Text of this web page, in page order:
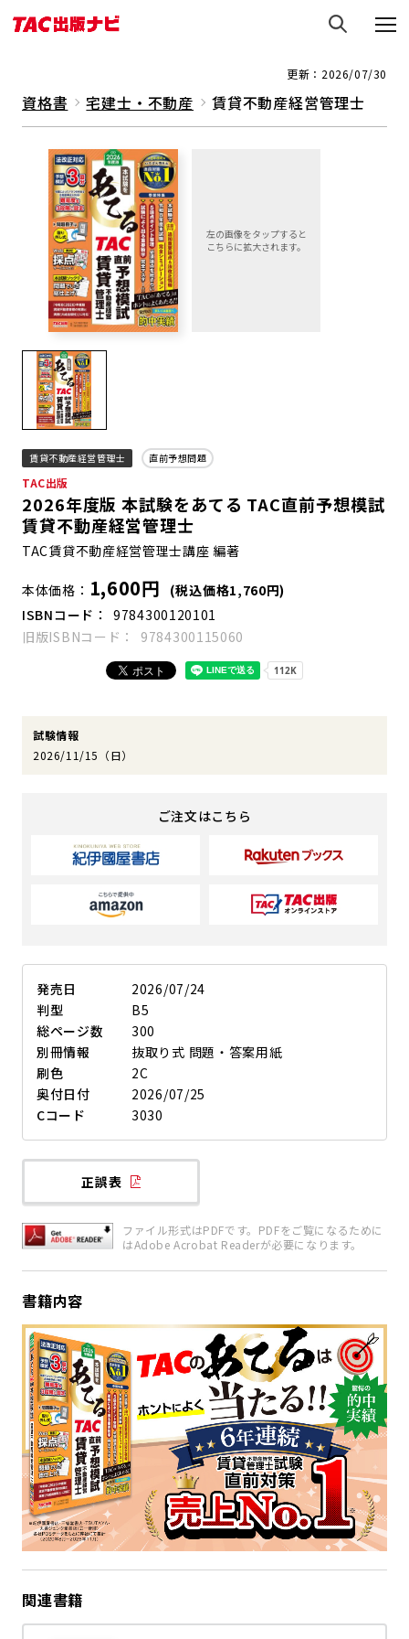
更新：2026/07/30
資格書 宅建士・不動産 賃貸不動産経営管理士
賃貸不動産経営管理士 直前予想問題
TAC出版
2026年度版 本試験をあてる TAC直前予想模試
賃貸不動産経営管理士
TAC賃貸不動産経営管理士講座 編著
本体価格 1,600円
(税込価格1,760円)
ISBNコード
9784300120101
旧版ISBNコード
9784300115060
試験情報
2026/11/15（日）
ご注文はこちら
発売日
2026/07/24
判型
B5
総ページ数
300
別冊情報
抜取り式 問題・答案用紙
刷色
2C
奥付日付
2026/07/25
Cコード
3030
正誤表
ファイル形式はPDFです。PDFをご覧になるために
はAdobe Acrobat Readerが必要になります。
書籍内容
関連書籍